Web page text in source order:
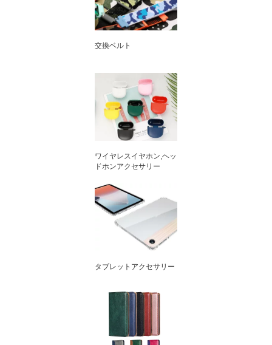
交換ベルト
ワイヤレスイヤホン,ヘッ
ドホンアクセサリー
タブレットアクセサリー